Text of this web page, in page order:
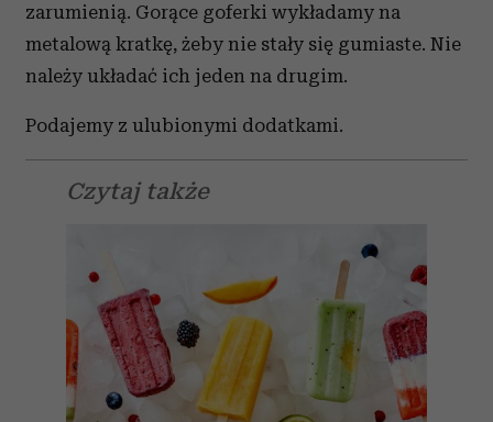
zarumienią. Gorące goferki wykładamy na
metalową kratkę, żeby nie stały się gumiaste. Nie
należy układać ich jeden na drugim.
Podajemy z ulubionymi dodatkami.
Czytaj także